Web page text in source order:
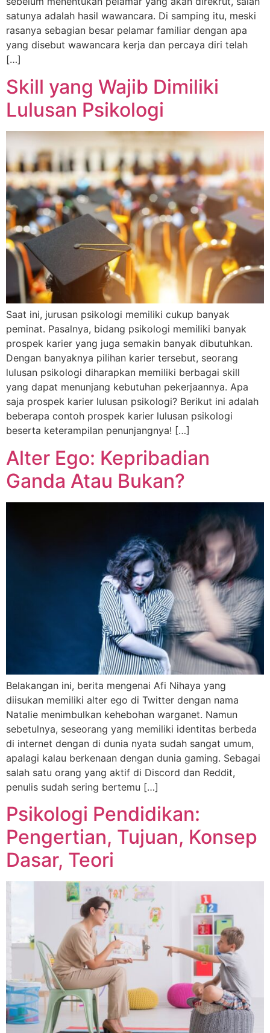
satunya adalah hasil wawancara. Di samping itu, meski
rasanya sebagian besar pelamar familiar dengan apa
yang disebut wawancara kerja dan percaya diri telah
[…]
Skill yang Wajib Dimiliki
Lulusan Psikologi
Saat ini, jurusan psikologi memiliki cukup banyak
peminat. Pasalnya, bidang psikologi memiliki banyak
prospek karier yang juga semakin banyak dibutuhkan.
Dengan banyaknya pilihan karier tersebut, seorang
lulusan psikologi diharapkan memiliki berbagai skill
yang dapat menunjang kebutuhan pekerjaannya. Apa
saja prospek karier lulusan psikologi? Berikut ini adalah
beberapa contoh prospek karier lulusan psikologi
beserta keterampilan penunjangnya! […]
Alter Ego: Kepribadian
Ganda Atau Bukan?
Belakangan ini, berita mengenai Afi Nihaya yang
diisukan memiliki alter ego di Twitter dengan nama
Natalie menimbulkan kehebohan warganet. Namun
sebetulnya, seseorang yang memiliki identitas berbeda
di internet dengan di dunia nyata sudah sangat umum,
apalagi kalau berkenaan dengan dunia gaming. Sebagai
salah satu orang yang aktif di Discord dan Reddit,
penulis sudah sering bertemu […]
Psikologi Pendidikan:
Pengertian, Tujuan, Konsep
Dasar, Teori